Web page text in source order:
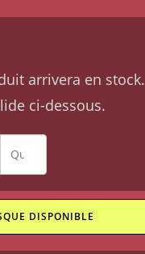
arrivera en stock.
ci-dessous.
DISPONIBLE